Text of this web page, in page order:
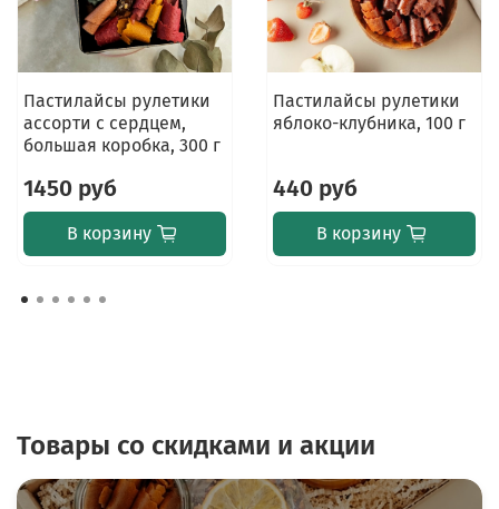
Пастилайсы рулетики
ассорти с сердцем,
большая коробка, 300 г
1450 руб
В корзину
Пастилайсы рулетики
яблоко-клубника, 100 г
440 руб
В корзину
Товары со скидками и акции